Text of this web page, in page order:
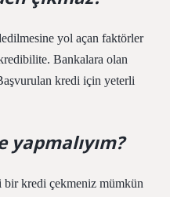
yol açan faktörler
Bankalara olan
kredi için yeterli
yapmalıyım?
kredi çekmeniz mümkün